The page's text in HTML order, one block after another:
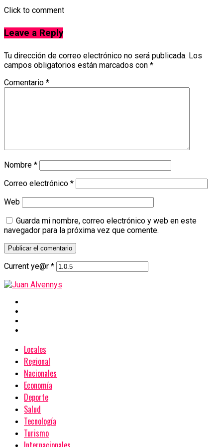
Click to comment
Leave a Reply
Tu dirección de correo electrónico no será publicada. Los
campos obligatorios están marcados con *
Comentario *
Nombre *
Correo electrónico *
Web
Guarda mi nombre, correo electrónico y web en este
navegador para la próxima vez que comente.
Current ye@r *
Locales
Regional
Nacionales
Economía
Deporte
Salud
Tecnología
Turismo